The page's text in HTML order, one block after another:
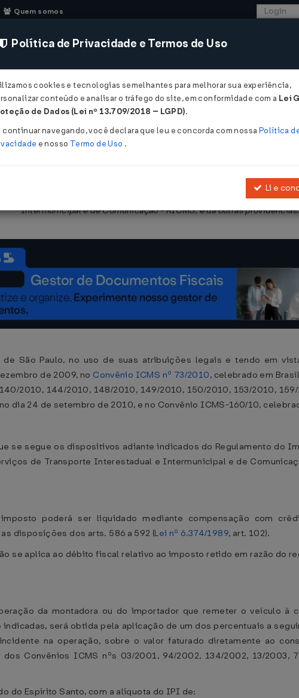
Quem somos
CONSULTORIA SISTEMAS COMÉRCIO
- São Paulo
2010
sobre Operações Relativas à Circulação de Mercadorias e sobre
Intermunicipal e de Comunicação - RICMS, e dá outras providências.
de São Paulo, no uso de suas atribuições legais e tendo em
de 2009, no Convênio ICMS nº 73/2010, celebrado em
2010, 144/2010, 148/2010, 149/2010, 150/2010, 153/2010,
dia 24 de setembro de 2010, e no Convênio ICMS-160/10,
se segue os dispositivos adiante indicados do Regulamento do
de Transporte Interestadual e Intermunicipal e de
poderá ser liquidado mediante compensação com
disposições dos arts. 586 a 592 (Lei nº 6.374/1989, art. 102).
se aplica ao débito fiscal relativo ao imposto retido em razão do
da montadora ou do importador que remeter o veículo à
será obtida pela aplicação de um dos percentuais a
na operação, sobre o valor faturado diretamente ao
Convênios ICMS nºs 03/2001, 94/2002, 134/2002, 13/2003,
do Espírito Santo, com a alíquota do IPI de:
Política de Privacidade e Termos de Uso
cookies e tecnologias semelhantes para melhorar sua experiência,
conteúdo e analisar o tráfego do site, em conformidade com a Lei
de Dados (Lei nº 13.709/2018 – LGPD).
continuar navegando, você declara que leu e concorda com nossa Política
e nosso Termo de Uso .
Li e